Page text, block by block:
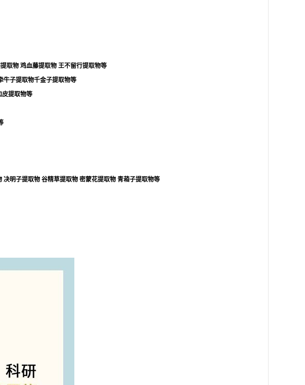
取物 鸡血藤提取物 王不留行提取物等
牛子提取物千金子提取物等
皮提取物等
决明子提取物 谷精草提取物 密蒙花提取物 青葙子提取物等